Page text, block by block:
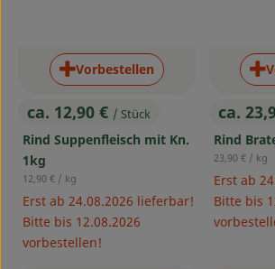
, Preis:
ca. 12,90 € / Stück
Rind Suppenfleisch mit Kn.
1kg
, Referenzpreis:
12,90 € / kg
Erst ab 24.08.2026 lieferbar!
Bitte bis 12.08.2026
vorbestellen!
Vorbestellen
, Preis:
ca.
Rind
,23,90 € / kg
Erst ab
Bitte bis